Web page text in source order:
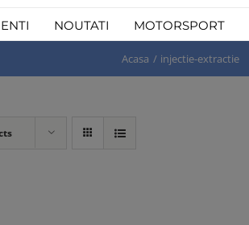
NOUTATI MOTORSPORT
Acasa injectie-extractie